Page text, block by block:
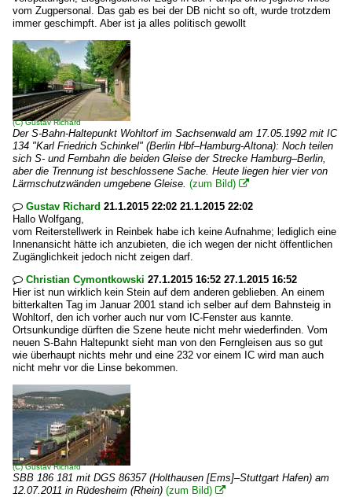
vom Zugpersonal. Das gab es bei der DB nicht so oft, wurde trotzdem
immer geschimpft. Aber ist ja alles politisch gewollt
(C)Gustav Richard
Der S-Bahn-Haltepunkt Wohltorf im Sachsenwald am 17.05.1992 mit IC
134 "Karl Friedrich Schinkel" (Berlin Hbf–Hamburg-Altona): Noch teilen
sich S- und Fernbahn die beiden Gleise der Strecke Hamburg–Berlin,
aber die Trennung ist beschlossene Sache. Heute liegen hier vier von
Lärmschutzwänden umgebene Gleise. (zum Bild) 
 Gustav Richard 21.1.2015 22:02 21.1.2015 22:02
Hallo Wolfgang,
vom Reiterstellwerk in Reinbek habe ich keine Aufnahme; lediglich eine
Innenansicht hätte ich anzubieten, die ich wegen der nicht öffentlichen
Zugänglichkeit jedoch nicht zeigen darf.
 Christian Cymontkowski 27.1.2015 16:52 27.1.2015 16:52
Hier ist nun wirklich kein Stein auf dem anderen geblieben. An einem
bitterkalten Tag im Januar 2001 stand ich selber auf dem Bahnsteig in
Wohltorf, den ich vorher auch nur vom IC-Fenster aus kannte.
Ortsunkundige dürften die Szene heute nicht mehr wiederfinden. Vom
neuen S-Bahn Haltepunkt sieht man von den Ferngleisen aus so gut
wie überhaupt nichts mehr und eine 232 vor einem IC wird man auch
nicht mehr vor die Linse bekommen.
(C)Gustav Richard
SBB 186 181 mit DGS 86357 (Holthausen [Ems]–Stuttgart Hafen) am
12.07.2011 in Rüdesheim (Rhein) (zum Bild) 